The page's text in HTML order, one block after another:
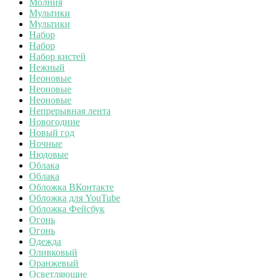
Мультики
Мультики
Набор
Набор
Набор кистей
Нежный
Неоновые
Неоновые
Неоновые
Непрерывная лента
Новогодние
Новый год
Ночные
Нюдовые
Облака
Облака
Обложка ВКонтакте
Обложка для YouTube
Обложка Фейсбук
Огонь
Огонь
Одежда
Оливковый
Оранжевый
Осветляющие